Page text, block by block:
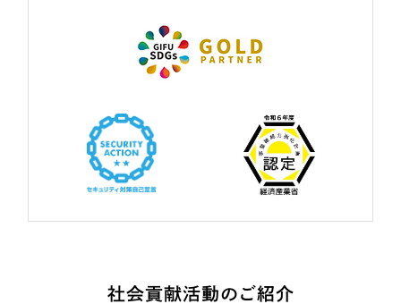
社会貢献活動のご紹介